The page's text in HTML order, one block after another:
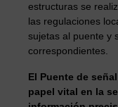
estructuras se
las regulaciones
sujetas al puente y
correspondientes.
El Puente de
papel vital en la